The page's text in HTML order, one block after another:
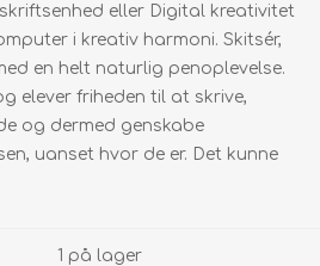
eller Digital kreativitet
i kreativ harmoni. Skitsér,
en helt naturlig penoplevelse.
elever friheden til at skrive,
og dermed genskabe
uanset hvor de er. Det kunne
1 på lager